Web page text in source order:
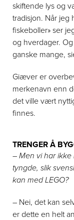
skiftende lys og
tradisjon. Når jeg
fiskeboller» ser
og hverdager.
ganske mange,
Giæver er
merkenavn enn
det ville vært
finnes.
TRENGER Å
– Men vi har
tyngde, slik
kan med LEGO?
– Nei, det kan
er dette en helt